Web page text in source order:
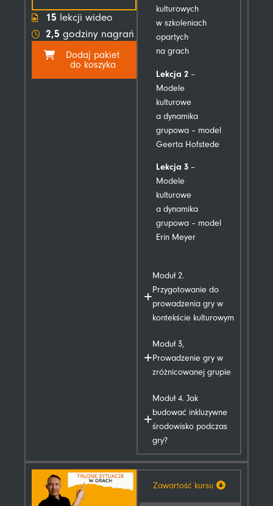
15 lekcji wideo
2,5 godziny nagrań
Dodaj pakiet
do koszyka
kulturowych
w szkoleniach
opartych
na grach
Lekcja 2 –
Modele
kulturowe
a dynamika
grupowa – model
Geerta Hofstede
Lekcja 3 –
Modele
kulturowe
a dynamika
grupowa – model
Erin Meyer
Moduł 2.
Przygotowanie do
prowadzenia gry w
kontekście kulturowym
Moduł 3,
Prowadzenie gry w
zróżnicowanej grupie
Moduł 4. Jak
budować inkluzywne
środowisko podczas
gry?
Zawartość kursu